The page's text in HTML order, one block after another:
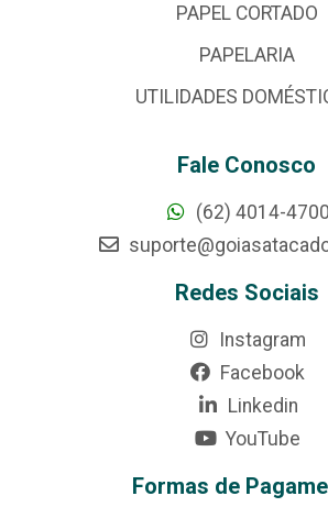
PAPEL CORTADO
PAPELARIA
UTILIDADES
Fale Conosco
(62) 4014-4700
Redes Sociais
Instagram
Facebook
Linkedin
YouTube
Formas de